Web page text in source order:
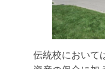
伝統校において